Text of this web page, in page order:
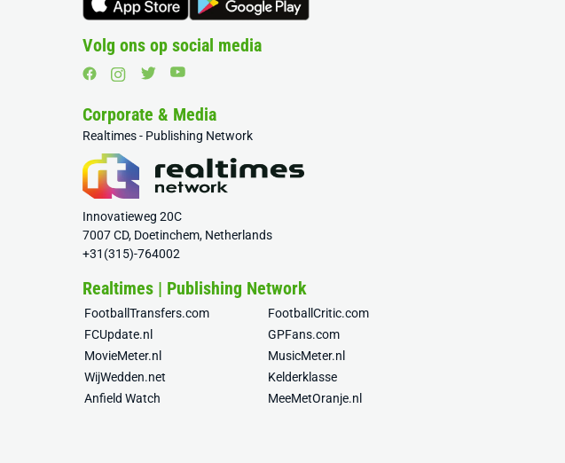
Volg ons op social media
Corporate & Media
Realtimes - Publishing Network
Innovatieweg 20C
7007 CD, Doetinchem, Netherlands
+31(315)-764002
Realtimes | Publishing Network
FootballTransfers.com
FootballCritic.com
FCUpdate.nl
GPFans.com
MovieMeter.nl
MusicMeter.nl
WijWedden.net
Kelderklasse
Anfield Watch
MeeMetOranje.nl